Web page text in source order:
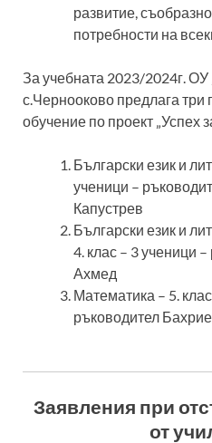
развитие,
потребности на
За учебната 2023/2024г. ОУ
с.Чернооково предлага три
обучение по проект „Успех
Български език и
ученици –
Капустрев
Български език и
4. клас – 3 ученици
Ахмед
Математика – 5.
ръководител
Заявления при
от